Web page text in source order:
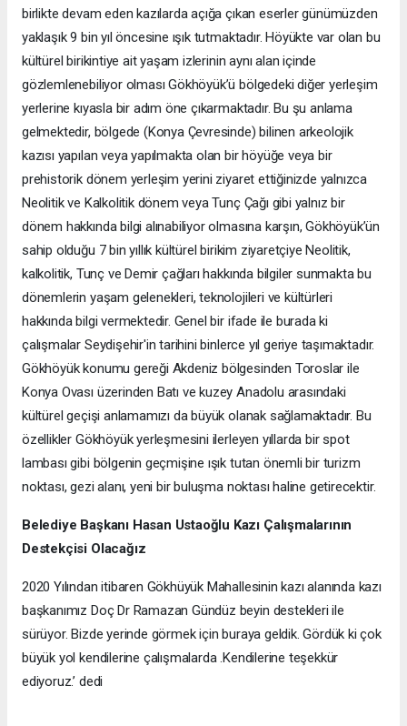
birlikte devam eden kazılarda açığa çıkan eserler günümüzden
yaklaşık 9 bin yıl öncesine ışık tutmaktadır. Höyükte var olan bu
kültürel birikintiye ait yaşam izlerinin aynı alan içinde
gözlemlenebiliyor olması Gökhöyük’ü bölgedeki diğer yerleşim
yerlerine kıyasla bir adım öne çıkarmaktadır. Bu şu anlama
gelmektedir, bölgede (Konya Çevresinde) bilinen arkeolojik
kazısı yapılan veya yapılmakta olan bir höyüğe veya bir
prehistorik dönem yerleşim yerini ziyaret ettiğinizde yalnızca
Neolitik ve Kalkolitik dönem veya Tunç Çağı gibi yalnız bir
dönem hakkında bilgi alınabiliyor olmasına karşın, Gökhöyük’ün
sahip olduğu 7 bin yıllık kültürel birikim ziyaretçiye Neolitik,
kalkolitik, Tunç ve Demir çağları hakkında bilgiler sunmakta bu
dönemlerin yaşam gelenekleri, teknolojileri ve kültürleri
hakkında bilgi vermektedir. Genel bir ifade ile burada ki
çalışmalar Seydişehir'in tarihini binlerce yıl geriye taşımaktadır.
Gökhöyük konumu gereği Akdeniz bölgesinden Toroslar ile
Konya Ovası üzerinden Batı ve kuzey Anadolu arasındaki
kültürel geçişi anlamamızı da büyük olanak sağlamaktadır. Bu
özellikler Gökhöyük yerleşmesini ilerleyen yıllarda bir spot
lambası gibi bölgenin geçmişine ışık tutan önemli bir turizm
noktası, gezi alanı, yeni bir buluşma noktası haline getirecektir.
Belediye Başkanı Hasan Ustaoğlu Kazı Çalışmalarının
Destekçisi Olacağız
2020 Yılından itibaren Gökhüyük Mahallesinin kazı alanında kazı
başkanımız Doç Dr Ramazan Gündüz beyin destekleri ile
sürüyor. Bizde yerinde görmek için buraya geldik. Gördük ki çok
büyük yol kendilerine çalışmalarda .Kendilerine teşekkür
ediyoruz.’ dedi